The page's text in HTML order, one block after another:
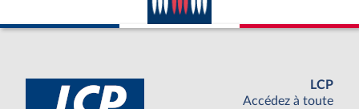
LCP
Accédez à toute